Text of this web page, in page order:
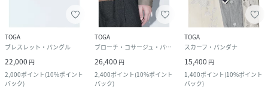
TOGA
ブレスレット・バングル
22,000 円
2,000ポイント(10%ポイント
バック)
TOGA
ブローチ・コサージュ・バッジ
26,400 円
2,400ポイント(10%ポイント
バック)
TOGA
スカーフ・バンダナ
15,400 円
1,400ポイント(10%ポイント
バック)